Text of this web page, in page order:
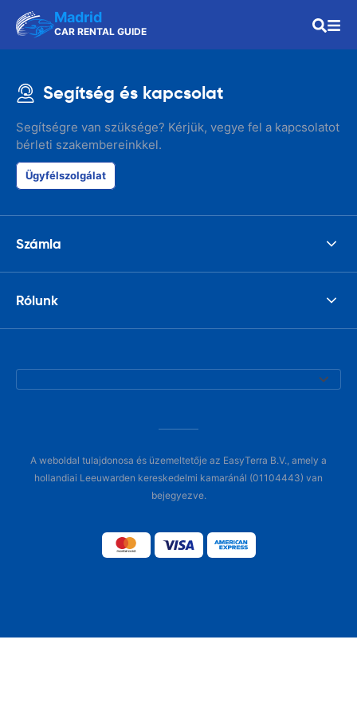
Madrid
CAR RENTAL GUIDE
Segítség és kapcsolat
Segítségre van szüksége? Kérjük, vegye fel a kapcsolatot
bérleti szakembereinkkel.
Ügyfélszolgálat
Számla
Rólunk
A weboldal tulajdonosa és üzemeltetője az EasyTerra B.V., amely a
hollandiai Leeuwarden kereskedelmi kamaránál (01104443) van
bejegyezve.